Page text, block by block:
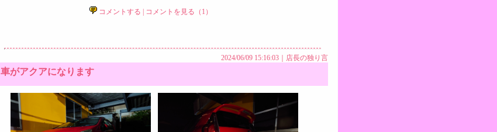
コメントする コメントを見る（1）
2024/06/09 15:16:03｜ 店長の独り言
車がアクアになります